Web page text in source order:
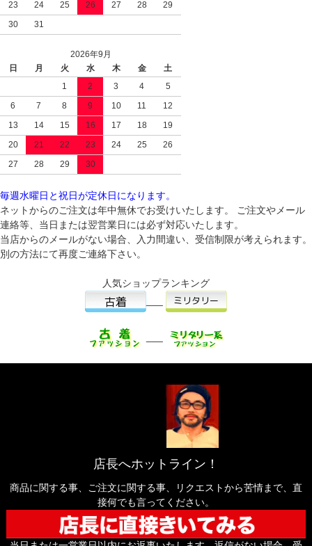
23
24 25 26 27 28
29
30
31
2026年9月
日
月 火 水 木 金
土
1
2 3 4
5
6
7 8 9 10 11
12
13
14 15 16 17 18
19
20
21 22 23 24 25
26
27
28 29 30
毎週水曜日と祝日が定休日になります。
ネットからのご注文は年中無休でお受けいたします。 ご注文やメール
連絡等、当日または翌営業日には必ず対応いたします。
当店からのメールがない場合、入力間違い、受信制限が考えられます。
別の方法にて再度ご連絡下さい。
人気ショップランキング
店長へホットライン！
商品に関する事、ご注文に関する事、リクエストから苦情まで、直
接何でも言ってください。